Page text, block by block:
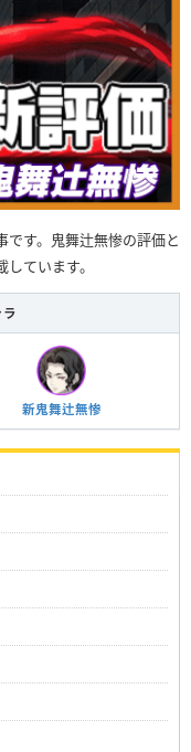
す。鬼舞辻無惨の評価と
ています。
新鬼舞辻無惨